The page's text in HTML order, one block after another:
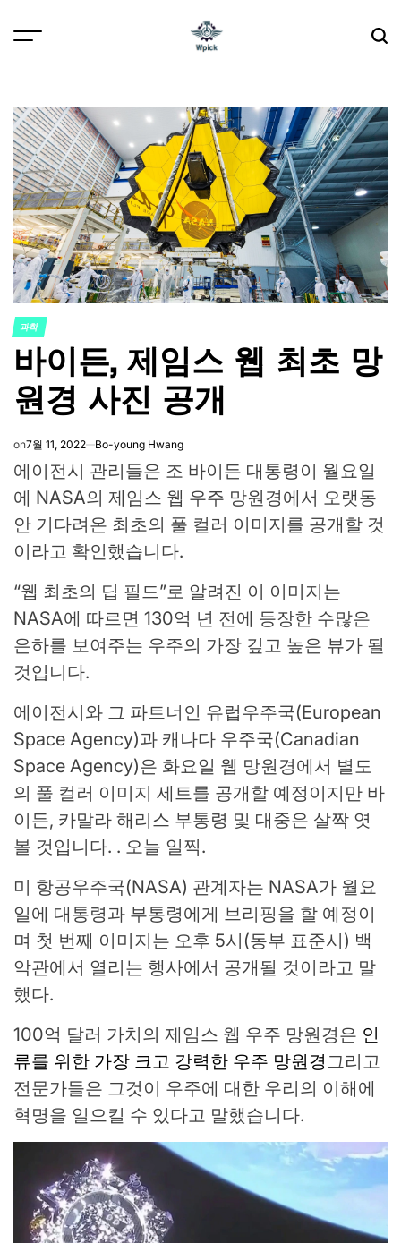
POSTED
IN
과학
바이든, 제임스 웹 최초 망
원경 사진 공개
on7월 11, 2022 Bo-young Hwang
에이전시 관리들은 조 바이든 대통령이 월요일
에 NASA의 제임스 웹 우주 망원경에서 오랫동
안 기다려온 최초의 풀 ​​컬러 이미지를 공개할 것
이라고 확인했습니다.
“웹 최초의 딥 필드”로 알려진 이 이미지는
NASA에 따르면 130억 년 전에 등장한 수많은
은하를 보여주는 우주의 가장 깊고 높은 뷰가 될
것입니다.
에이전시와 그 파트너인 유럽우주국(European
Space Agency)과 캐나다 우주국(Canadian
Space Agency)은 화요일 웹 망원경에서 별도
의 풀 컬러 이미지 세트를 공개할 예정이지만 바
이든, 카말라 해리스 부통령 및 대중은 살짝 엿
볼 것입니다. . 오늘 일찍.
미 항공우주국(NASA) 관계자는 NASA가 월요
일에 대통령과 부통령에게 브리핑을 할 예정이
며 첫 번째 이미지는 오후 5시(동부 표준시) 백
악관에서 열리는 행사에서 공개될 것이라고 말
했다.
100억 달러 가치의 제임스 웹 우주 망원경은 인
류를 위한 가장 크고 강력한 우주 망원경그리고
전문가들은 그것이 우주에 대한 우리의 이해에
혁명을 일으킬 수 있다고 말했습니다.